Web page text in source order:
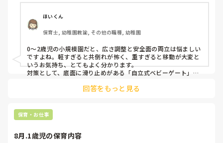
しっかりした重いものを置いていましたが、移動が大変で使
い勝手が悪く、子どもがぶつかって倒れた時に怖い思いをし
ました。
皆さんの園ではどんなもので工夫されていますか？
ほいくん
保育士, 幼稚園教諭, その他の職種, 幼稚園
0〜2歳児の小規模園だと、広さ調整と安全面の両立は悩ましい
ですよね。軽すぎると共倒れが怖く、重すぎると移動が大変と
いうお気持ち、とてもよく分かります。
対策として、底面に滑り止めがある「自立式ベビーゲート」な
た、ストッパー付きキャスターをつけたロー棚を仕切りにすれ
り、脚元に水入りペットボトルなどの重りを付けて補強してみ
てくださいね。安全で使いやすい方法が見つかるよう応援して
回答をもっと見る
保育・お仕事
8月.1歳児の保育内容